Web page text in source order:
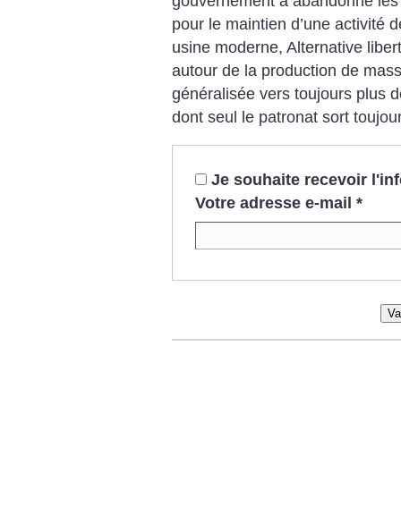
pour le maintien d’une activité
usine moderne, Alternative
autour de la production de
généralisée vers toujours plus
dont seul le patronat sort
Je souhaite recevoir
Votre adresse e-mail *